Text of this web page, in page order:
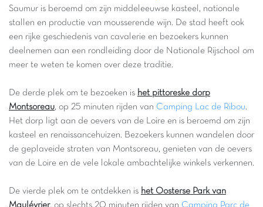
Saumur is beroemd om zijn middeleeuwse kasteel, nationale
stallen en productie van mousserende wijn. De stad heeft ook
een rijke geschiedenis van cavalerie en bezoekers kunnen
deelnemen aan een rondleiding door de Nationale Rijschool om
meer te weten te komen over deze traditie.
De derde plek om te bezoeken is het pittoreske dorp
Montsoreau, op 25 minuten rijden van Camping Lac de Ribou.
Het dorp ligt aan de oevers van de Loire en is beroemd om zijn
kasteel en renaissancehuizen. Bezoekers kunnen wandelen door
de geplaveide straten van Montsoreau, genieten van de oevers
van de Loire en de vele lokale ambachtelijke winkels verkennen.
De vierde plek om te ontdekken is het Oosterse Park van
Maulévrier, op slechts 20 minuten rijden van Camping Parc de